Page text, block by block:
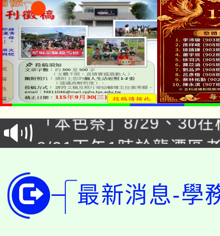
公告本校115學年度第
代理(課)教師甄選結果
告(尚有缺額)
「本色祭」8/29、30在
場熱烈登場!
8/21下午1時於龍潭區
局官網。
8月14至27日，桃園電
開!
115年桃園市運動會8/
最新消息-學